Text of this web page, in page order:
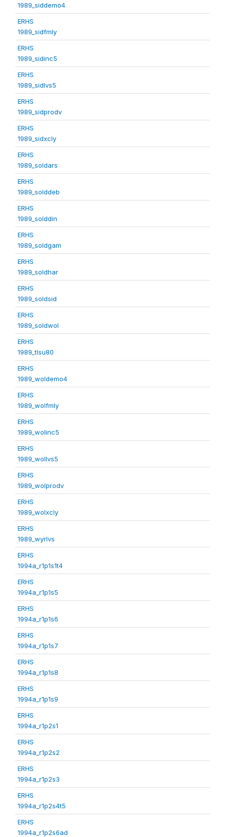
1989_siddemo4
ERHS
1989_sidfmly
ERHS
1989_sidinc5
ERHS
1989_sidlvs5
ERHS
1989_sidprodv
ERHS
1989_sidxcly
ERHS
1989_soldars
ERHS
1989_solddeb
ERHS
1989_solddin
ERHS
1989_soldgam
ERHS
1989_soldhar
ERHS
1989_soldsid
ERHS
1989_soldwol
ERHS
1989_tlsu80
ERHS
1989_woldemo4
ERHS
1989_wolfmly
ERHS
1989_wolinc5
ERHS
1989_wollvs5
ERHS
1989_wolprodv
ERHS
1989_wolxcly
ERHS
1989_wyrlvs
ERHS
1994a_r1p1s1t4
ERHS
1994a_r1p1s5
ERHS
1994a_r1p1s6
ERHS
1994a_r1p1s7
ERHS
1994a_r1p1s8
ERHS
1994a_r1p1s9
ERHS
1994a_r1p2s1
ERHS
1994a_r1p2s2
ERHS
1994a_r1p2s3
ERHS
1994a_r1p2s4t5
ERHS
1994a_r1p2s6ad